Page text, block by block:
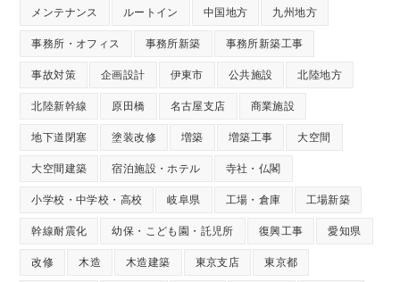
メンテナンス ルートイン 中国地方 九州地方
事務所・オフィス 事務所新築 事務所新築工事
事故対策 企画設計 伊東市 公共施設 北陸地方
北陸新幹線 原田橋 名古屋支店 商業施設
地下道閉塞 塗装改修 増築 増築工事 大空間
大空間建築 宿泊施設・ホテル 寺社・仏閣
小学校・中学校・高校 岐阜県 工場・倉庫 工場新築
幹線耐震化 幼保・こども園・託児所 復興工事 愛知県
改修 木造 木造建築 東京支店 東京都